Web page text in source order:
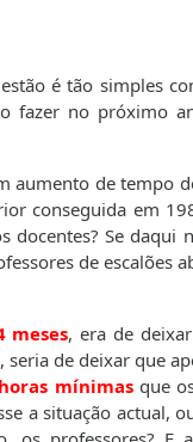
é tão simples
fazer no próximo
aumento de tempo
conseguida em
docentes? Se
de escalões
meses, era de
, seria de deixar que
horas mínimasque
a situação actual,